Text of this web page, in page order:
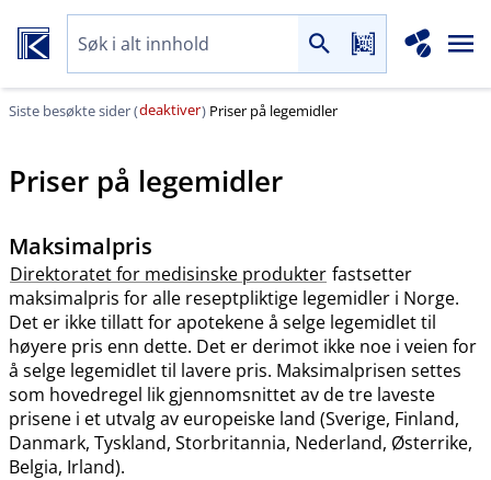
Siste besøkte sider (deaktiver) Priser på legemidler
Priser på legemidler
Maksimalpris
Direktoratet for medisinske produkter fastsetter
maksimalpris for alle reseptpliktige legemidler i Norge.
Det er ikke tillatt for apotekene å selge legemidlet til
høyere pris enn dette. Det er derimot ikke noe i veien for
å selge legemidlet til lavere pris. Maksimalprisen settes
som hovedregel lik gjennomsnittet av de tre laveste
prisene i et utvalg av europeiske land (Sverige, Finland,
Danmark, Tyskland, Storbritannia, Nederland, Østerrike,
Belgia, Irland).